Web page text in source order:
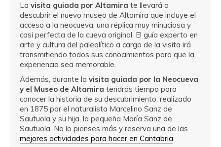
La visita guiada por Altamira te llevará a
descubrir el nuevo museo de Altamira que incluye el
acceso a la neocueva, una réplica muy minuciosa y
casi perfecta de la cueva original. El guía experto en
arte y cultura del paleolítico a cargo de la visita irá
transmitiendo todos sus conocimientos para que la
experiencia sea memorable.
Además, durante la visita guiada por la Neocueva
y el Museo de Altamira tendrás tiempo para
conocer la historia de su descubrimiento, realizado
en 1875 por el naturalista Marcelino Sanz de
Sautuola y su hija, la pequeña María Sanz de
Sautuola. No lo pienses más y reserva una de las
mejores actividades para hacer en Cantabria.